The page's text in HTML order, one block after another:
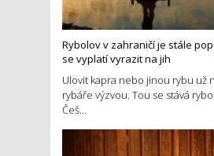
Rybolov v zahraničí je stále
se vyplatí vyrazit na jih
Ulovit kapra nebo jinou rybu už
rybáře výzvou. Tou se stává
Češ...